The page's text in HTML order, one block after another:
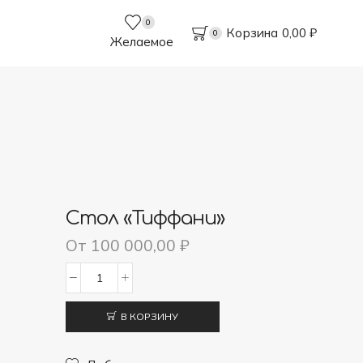
0
Желаемое
0 Корзина 0,00 ₽
Стол «Тиффани»
От 100 000,00₽
товара
Стол
"Тиффани"
В КОРЗИНУ